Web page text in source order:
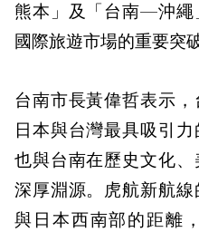
熊本」及「台南—沖繩
國際旅遊市場的重要突破
台南市長黃偉哲表示
日本與台灣最具吸引
也與台南在歷史文化
深厚淵源。虎航新航
與日本西南部的距離